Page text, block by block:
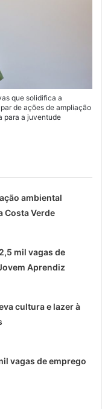
que solidifica a
de ações de ampliação
para a juventude
ambiental
Costa Verde
mil vagas de
Aprendiz
cultura e lazer à
vagas de emprego